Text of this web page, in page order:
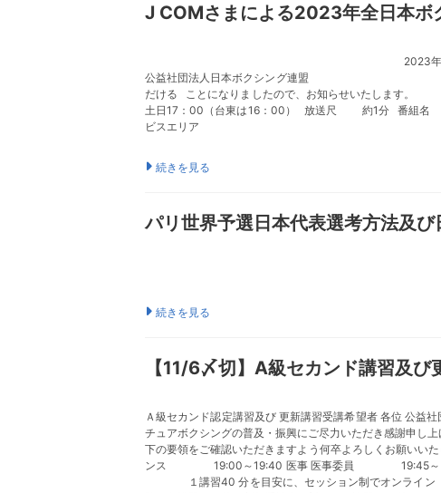
J COMさまによる2023年全日本ボ
2023年11月13日 J COMさ
公益社団法人日本ボクシング連盟 会長
だける ことになりましたので、お知らせい
土日17：00（台東は16：00） 放送尺 約1分 番組名
ビスエリア
続きを見る
パリ世界予選日本代表選考方法及び
続きを見る
【11/6〆切】A級セカンド講習及
Ａ級セカンド認定講習及び 更新講習受講希望者 各位 公益
チュアボクシングの普及・振興にご尽力いただき感謝申し
下の要領をご確認いただきますよう何卒よろしくお願
ンス 19:00～19:40 医事 医事委員 19:45～
１講習40 分を目安に、セッション制でオンライン（